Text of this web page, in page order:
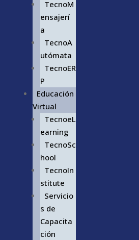
TecnoM
ensajerí
a
TecnoA
utómata
TecnoER
P
Educación
Virtual
TecnoeL
earning
TecnoSc
hool
TecnoIn
stitute
Servicio
s de
Capacita
ción